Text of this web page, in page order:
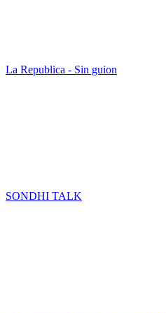
La Republica - Sin guion
SONDHI TALK